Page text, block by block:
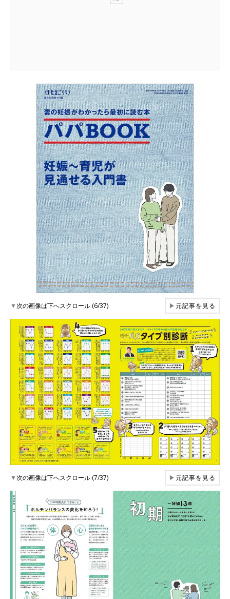
▼次の画像は下へスクロール (6/37) ▶元記事を見る
▼次の画像は下へスクロール (7/37) ▶元記事を見る